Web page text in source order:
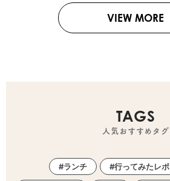
VIEW MORE
TAGS
人気おすすめタグ
ランチ 行ってみたレポ